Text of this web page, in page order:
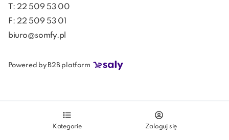
Kategorie Zaloguj się
T: 22 509 53 00
F: 22 509 53 01
biuro@somfy.pl
Powered by B2B platform